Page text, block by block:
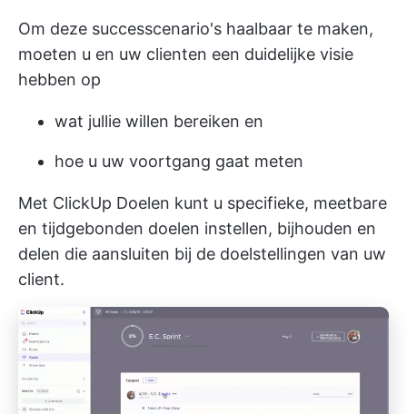
Om deze successcenario's haalbaar te maken,
moeten u en uw clienten een duidelijke visie
hebben op
wat jullie willen bereiken en
hoe u uw voortgang gaat meten
Met ClickUp Doelen kunt u specifieke, meetbare
en tijdgebonden doelen instellen, bijhouden en
delen die aansluiten bij de doelstellingen van uw
client.